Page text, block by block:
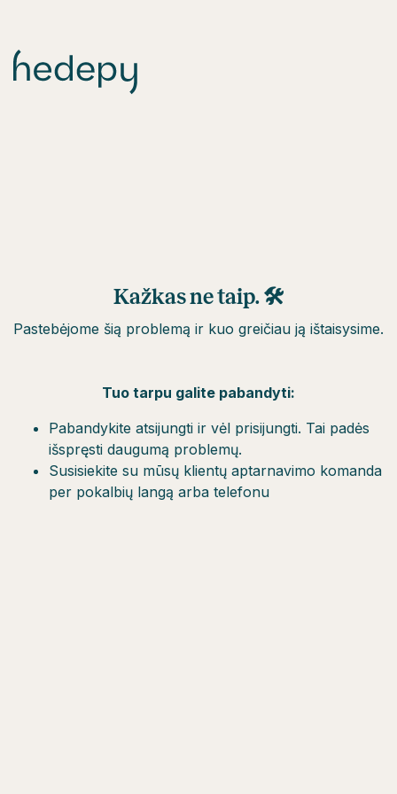
Kažkas ne taip. 🛠
Pastebėjome šią problemą ir kuo greičiau ją ištaisysime.
Tuo tarpu galite pabandyti:
Pabandykite atsijungti ir vėl prisijungti. Tai padės
išspręsti daugumą problemų.
Susisiekite su mūsų klientų aptarnavimo komanda
per pokalbių langą arba telefonu